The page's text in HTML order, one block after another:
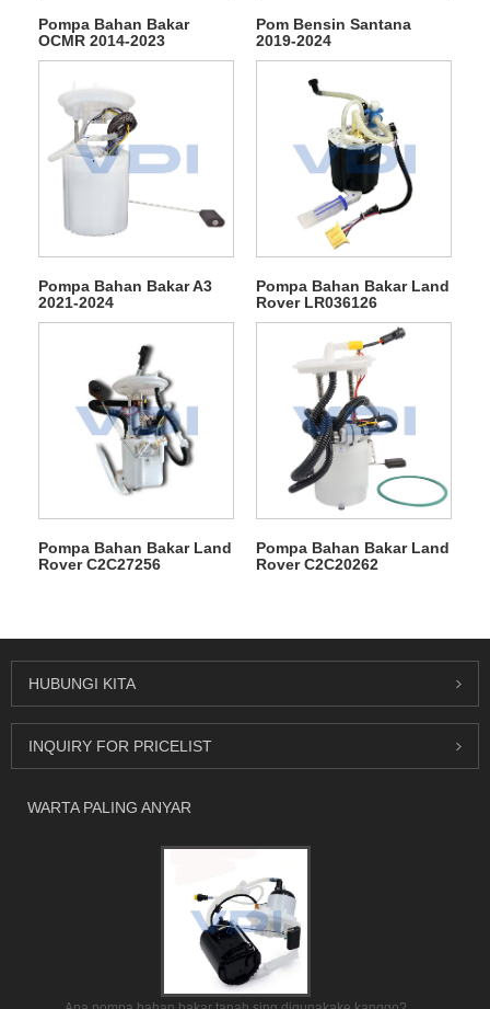
Pompa Bahan Bakar
OCMR 2014-2023
Pom Bensin Santana
2019-2024
Pompa Bahan Bakar A3
2021-2024
Pompa Bahan Bakar Land
Rover LR036126
Pompa Bahan Bakar Land
Rover C2C27256
Pompa Bahan Bakar Land
Rover C2C20262
HUBUNGI KITA
INQUIRY FOR PRICELIST
WARTA PALING ANYAR